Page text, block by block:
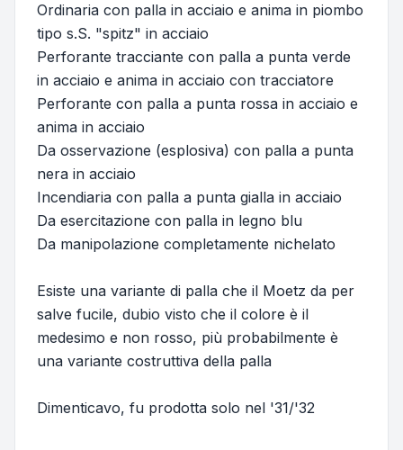
Ordinaria con palla in acciaio e anima in piombo
tipo s.S. "spitz" in acciaio
Perforante tracciante con palla a punta verde
in acciaio e anima in acciaio con tracciatore
Perforante con palla a punta rossa in acciaio e
anima in acciaio
Da osservazione (esplosiva) con palla a punta
nera in acciaio
Incendiaria con palla a punta gialla in acciaio
Da esercitazione con palla in legno blu
Da manipolazione completamente nichelato
Esiste una variante di palla che il Moetz da per
salve fucile, dubio visto che il colore è il
medesimo e non rosso, più probabilmente è
una variante costruttiva della palla
Dimenticavo, fu prodotta solo nel '31/'32